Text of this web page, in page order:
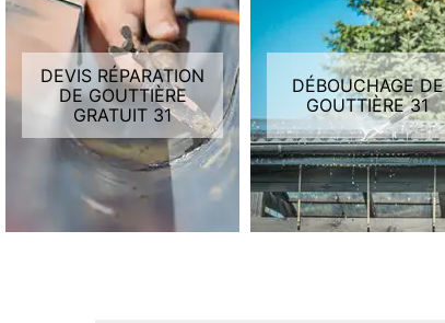
DEVIS RÉPARATION
DE GOUTTIÈRE
GRATUIT 31
DÉBOUCHAGE DE
GOUTTIÈRE 31